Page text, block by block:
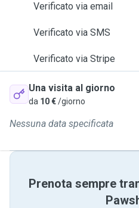
Verificato via email
Verificato via SMS
Verificato via Stripe
Una visita al giorno
da 10 €/giorno
Nessuna data specificata
Prenota sempre